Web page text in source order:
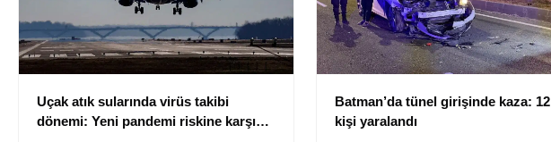
Uçak atık sularında virüs takibi
dönemi: Yeni pandemi riskine karşı
Batman’da tünel girişinde kaza: 12
kişi yaralandı